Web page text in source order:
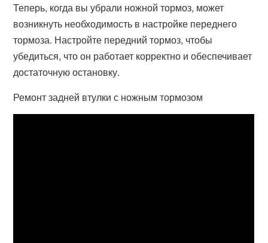
Теперь, когда вы убрали ножной тормоз, может
возникнуть необходимость в настройке переднего
тормоза. Настройте передний тормоз, чтобы
убедиться, что он работает корректно и обеспечивает
достаточную остановку.
Ремонт задней втулки с ножным тормозом